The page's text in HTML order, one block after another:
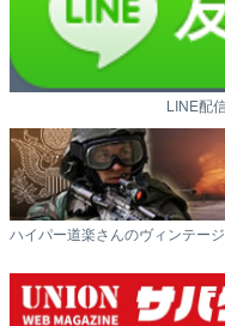
LINE配
ハイパー道楽さんのヴィンテー